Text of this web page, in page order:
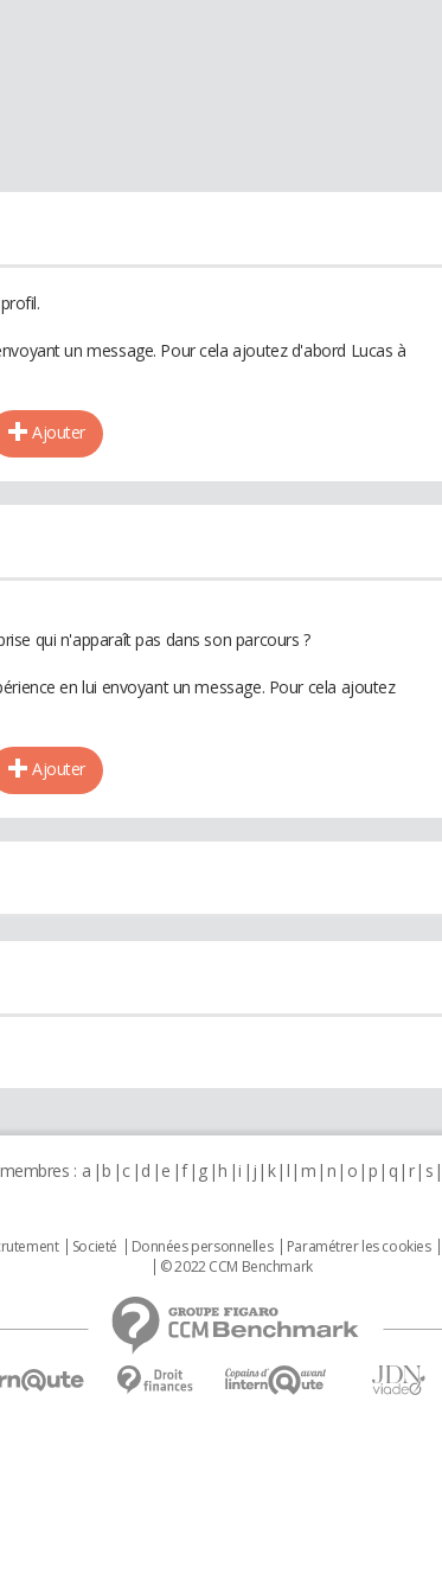
un message. Pour cela ajoutez d'abord Lucas à
Ajouter
qui n'apparaît pas dans son parcours ?
en lui envoyant un message. Pour cela ajoutez
Ajouter
: a b c d e f g h i j k l m n o p q r s
Societé Données personnelles Paramétrer les cookies
© 2022 CCM Benchmark